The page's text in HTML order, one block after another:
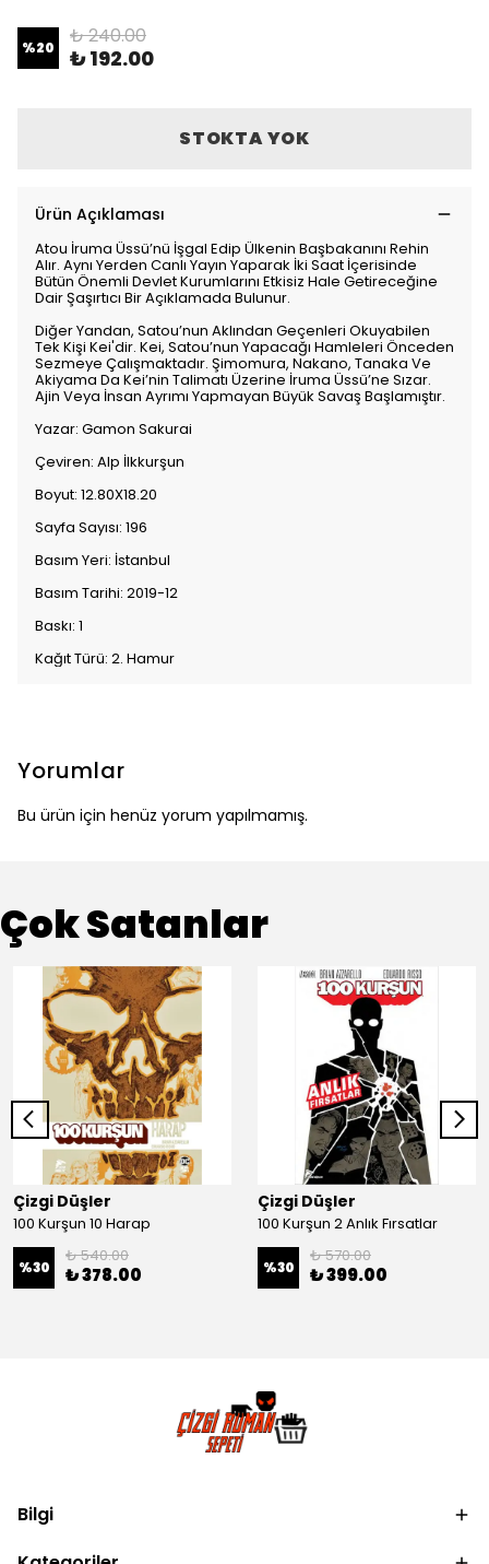
%20 ₺ 240.00
₺ 192.00
STOKTA YOK
Ürün Açıklaması
Atou İruma Üssü’nü İşgal Edip Ülkenin Başbakanını Rehin
Alır. Aynı Yerden Canlı Yayın Yaparak İki Saat İçerisinde
Bütün Önemli Devlet Kurumlarını Etkisiz Hale Getireceğine
Dair Şaşırtıcı Bir Açıklamada Bulunur.
Diğer Yandan, Satou’nun Aklından Geçenleri Okuyabilen
Tek Kişi Kei'dir. Kei, Satou’nun Yapacağı Hamleleri Önceden
Sezmeye Çalışmaktadır. Şimomura, Nakano, Tanaka Ve
Akiyama Da Kei’nin Talimatı Üzerine İruma Üssü’ne Sızar.
Ajin Veya İnsan Ayrımı Yapmayan Büyük Savaş Başlamıştır.
Yazar: Gamon Sakurai
Çeviren: Alp İlkkurşun
Boyut: 12.80X18.20
Sayfa Sayısı: 196
Basım Yeri: İstanbul
Basım Tarihi: 2019-12
Baskı: 1
Kağıt Türü: 2. Hamur
Yorumlar
Bu ürün için henüz yorum yapılmamış.
Çok Satanlar
Çizgi Düşler
100 Kurşun 10 Harap
%30
₺ 540.00
₺ 378.00
Çizgi Düşler
100 Kurşun 2 Anlık Fırsatlar
%30
₺ 570.00
₺ 399.00
Bilgi